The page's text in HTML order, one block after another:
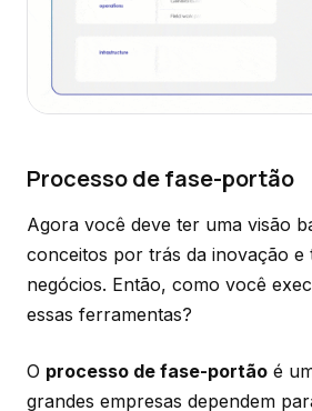
Processo de fase-portão
Agora você deve ter uma visão
conceitos por trás da inovação e
negócios. Então, como você
essas ferramentas?
O processo de fase-portão é
grandes empresas dependem